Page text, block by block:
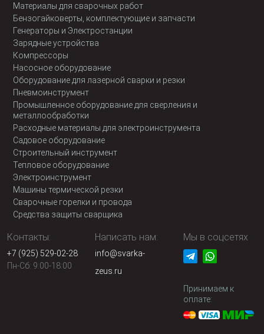
Материалы для сварочных работ
Бензогайковерты, комплектующие и запчасти
Генераторы и Электростанции
Зарядные устройства
Компрессоры
Насосное оборудование
Оборудование для лазерной сварки и резки
Пневмоинструмент
Промышленное оборудование для сверления и
металлообработки
Расходные материалы для электроинструмента
Садовое оборудование
Строительный инструмент
Тепловое оборудование
Электроинструмент
Машины термической резки
Сварочные горелки и провода
Средства защиты сварщика
Контакты:
+7 (925) 529-02-28
Пн-Сб: 9:00-18:00
Написать нам:
info@svarka-
zeus.ru
Мы в соцсетях
Принимаем к
оплате: